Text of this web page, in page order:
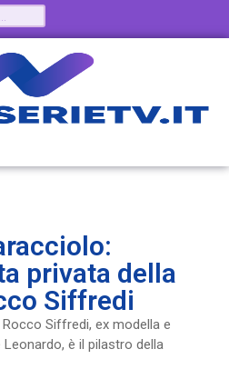
privata della
Siffredi
Siffredi, ex modella e
è il pilastro della